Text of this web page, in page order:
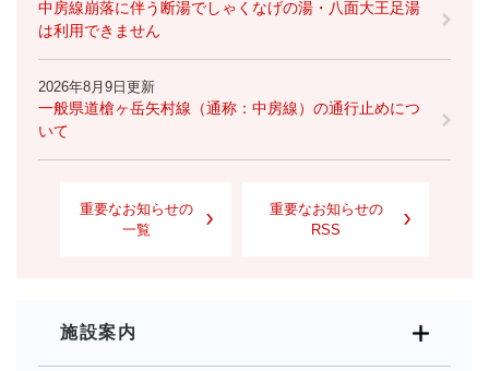
中房線崩落に伴う断湯でしゃくなげの湯・八面大王足湯
は利用できません
2026年8月9日更新
一般県道槍ヶ岳矢村線（通称：中房線）の通行止めにつ
いて
重要なお知らせの
一覧
重要なお知らせの
RSS
施設案内